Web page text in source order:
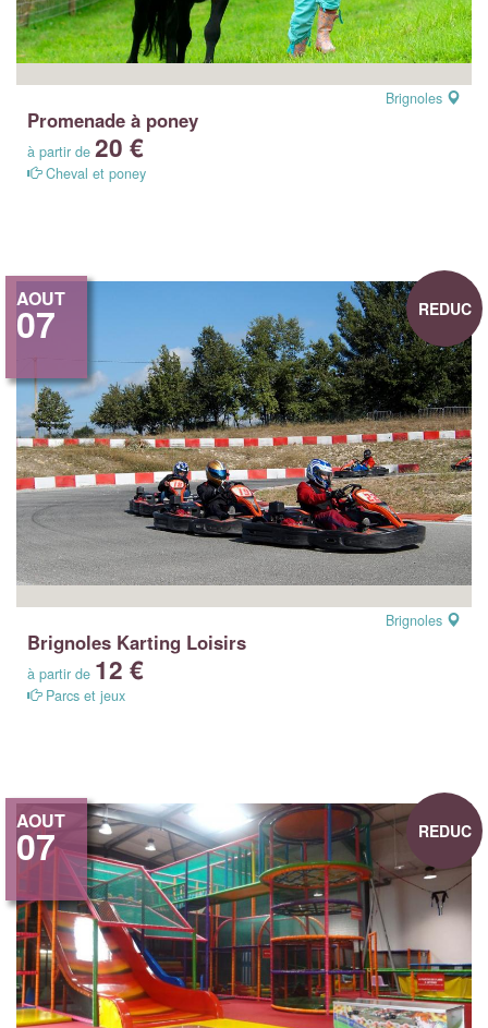
Brignoles
Promenade à poney
à partir de 20 €
Cheval et poney
Brignoles
Brignoles Karting Loisirs
à partir de 12 €
Parcs et jeux
AOUT
07 REDUC
AOUT
07 REDUC